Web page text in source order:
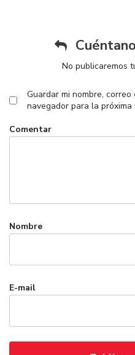
No publicaremos
Nombre
E-mail
Guardar mi nombre,
navegador para la
Comentar